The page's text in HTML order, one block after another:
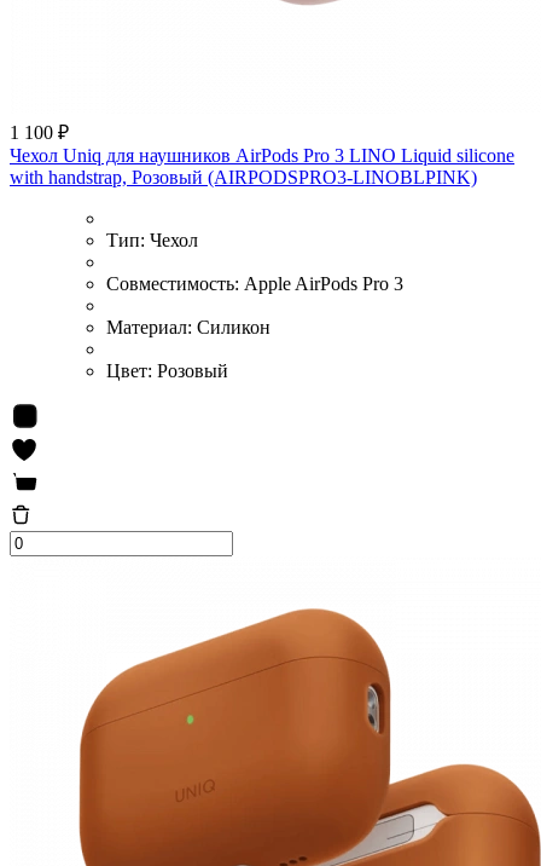
1 100 ₽
Чехол Uniq для наушников AirPods Pro 3 LINO Liquid silicone
with handstrap, Розовый (AIRPODSPRO3-LINOBLPINK)
Тип: Чехол
Совместимость: Apple AirPods Pro 3
Материал: Силикон
Цвет: Розовый